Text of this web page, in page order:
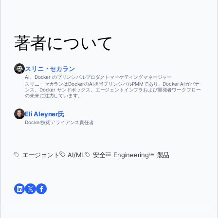
著者について
スリニ・セカラン
AI、Docker のプリンシパルプロダクトマーケティングマネージャー
スリニ・セカランはDockerのAI担当プリンシパルPMMであり、Docker AIガバナ
ンス、Docker サンドボックス、エージェントインフラおよび開発者ワークフロー
の未来に注力しています。
Eli Aleyner氏
Docker技術アライアンス責任者
エージェント AI/ML 安全 Engineering 製品